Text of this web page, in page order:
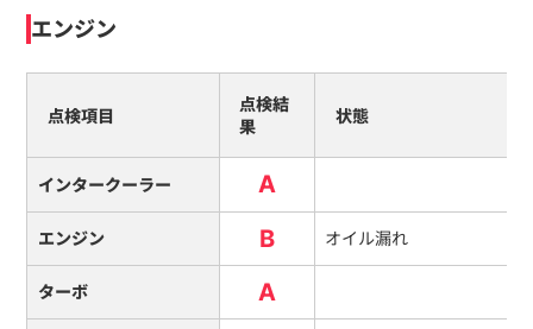
エンジン
点検項目
点検結
果
状態
インタークーラー A
エンジン B オイル漏れ
ターボ A